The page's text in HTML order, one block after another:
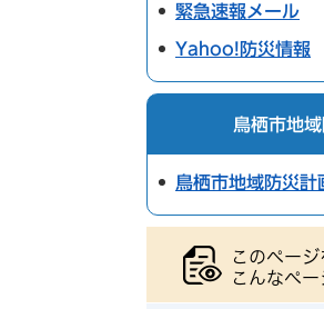
緊急速報メール
Yahoo!防災情報
鳥栖市地
鳥栖市地域防災計
このペー
こんなペ